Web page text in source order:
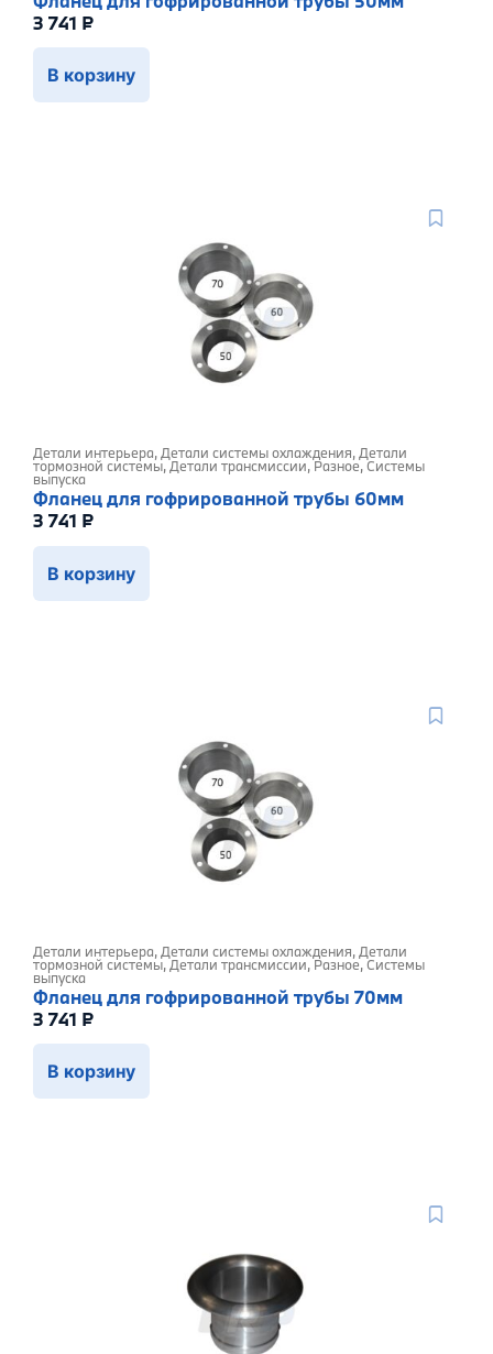
3 741 ₽
В корзину
Детали интерьера,Детали системы охлаждения,Детали
тормозной системы,Детали трансмиссии,Разное,Системы
выпуска
Фланец для гофрированной трубы 60мм
3 741 ₽
В корзину
Детали интерьера,Детали системы охлаждения,Детали
тормозной системы,Детали трансмиссии,Разное,Системы
выпуска
Фланец для гофрированной трубы 70мм
3 741 ₽
В корзину